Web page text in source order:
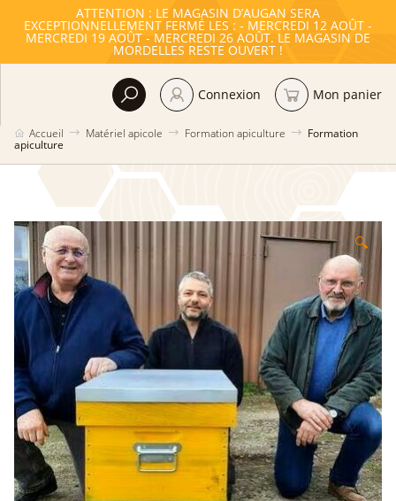
ATTENTION : LE MAGASIN D’AUGAN SERA
EXCEPTIONNELLEMENT FERMÉ LES : - MERCREDI 12 AOÛT -
MERCREDI 19 AOÛT - MERCREDI 26 AOÛT. LE MAGASIN DE
MORDELLES RESTE OUVERT !
Accueil Matériel apicole Formation apiculture
Formation
apiculture
Connexion Mon panier
🔍